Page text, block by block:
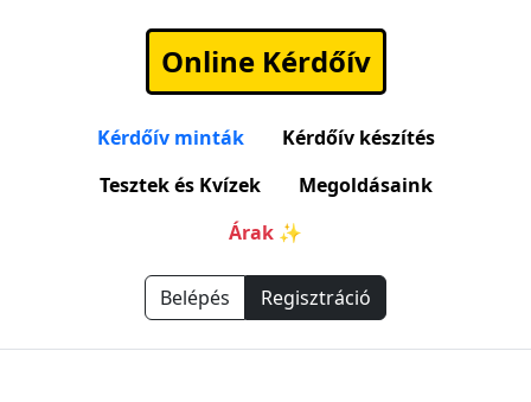
Online Kérdőív
Kérdőív minták
Kérdőív készítés
Tesztek és Kvízek
Megoldásaink
Árak ✨
Belépés Regisztráció